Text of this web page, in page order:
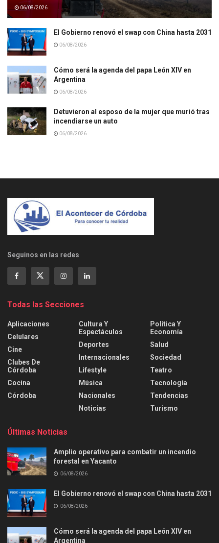
06/08/2026
El Gobierno renovó el swap con China hasta 2031
06/08/2026
Cómo será la agenda del papa León XIV en
Argentina
06/08/2026
Detuvieron al esposo de la mujer que murió tras
incendiarse un auto
06/08/2026
Seguinos en las redes
Todas las Secciones
Aplicaciones
Celulares
Cine
Clubes De
Córdoba
Cocina
Córdoba
Cultura Y
Espectáculos
Deportes
Internacionales
Lifestyle
Música
Nacionales
Noticias
Política Y
Economía
Salud
Sociedad
Teatro
Tecnología
Tendencias
Turismo
Últimas Noticias
Amplio operativo para combatir un incendio
forestal en Yacanto
06/08/2026
El Gobierno renovó el swap con China hasta 2031
06/08/2026
Cómo será la agenda del papa León XIV en
Argentina